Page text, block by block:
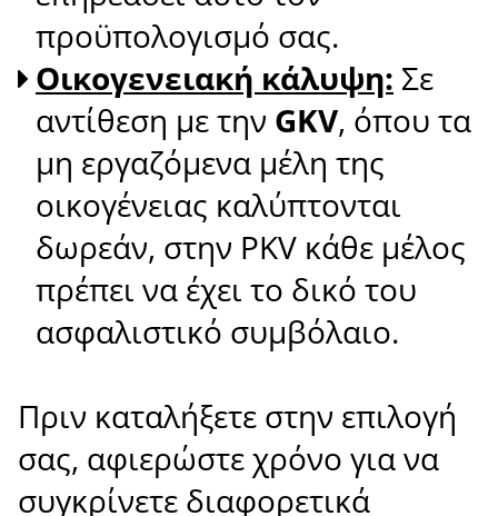
προϋπολογισμό σας.
Οικογενειακή κάλυψη: Σε
αντίθεση με την GKV, όπου τα
μη εργαζόμενα μέλη της
οικογένειας καλύπτονται
δωρεάν, στην PKV κάθε μέλος
πρέπει να έχει το δικό του
ασφαλιστικό συμβόλαιο.
Πριν καταλήξετε στην επιλογή
σας, αφιερώστε χρόνο για να
συγκρίνετε διαφορετικά